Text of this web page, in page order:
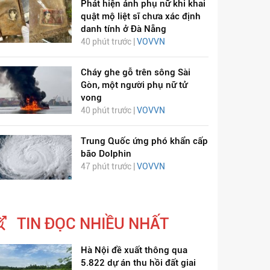
Phát hiện ảnh phụ nữ khi khai
quật mộ liệt sĩ chưa xác định
danh tính ở Đà Nẵng
40 phút trước | VOVVN
Cháy ghe gỗ trên sông Sài
Gòn, một người phụ nữ tử
vong
40 phút trước | VOVVN
Trung Quốc ứng phó khẩn cấp
bão Dolphin
47 phút trước | VOVVN
TIN ĐỌC NHIỀU NHẤT
Hà Nội đề xuất thông qua
5.822 dự án thu hồi đất giai